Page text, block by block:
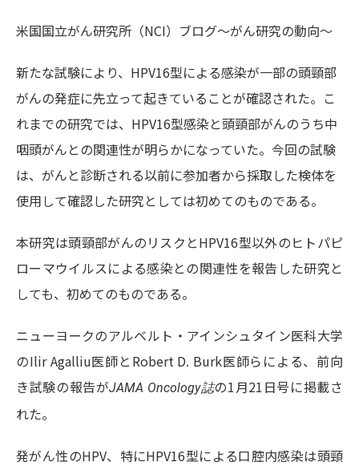
米国国立がん研究所（NCI）ブログ～がん研究の動向～
新たな試験により、HPV16型による感染が一部の頭頸部
がんの発症に先立って起きていることが確認された。こ
れまでの研究では、HPV16型感染と頭頸部がんのうち中
咽頭がんとの関連性が明らかになっていた。今回の試験
は、がんと診断される以前に参加者から採取した検体を
使用して確認した研究としては初めてのものである。
本研究は頭頸部がんのリスクとHPV16型以外のヒトパピ
ローマウイルスによる感染との関連性を報告した研究と
しても、初めてのものである。
ニューヨークのアルベルト・アインシュタイン医科大学
のIlir Agalliu医師とRobert D. Burk医師らによる、前向
き試験の報告がJAMA Oncology誌の1月21日号に掲載さ
れた。
発がん性のHPV、特にHPV16型による口腔内感染は頭頸